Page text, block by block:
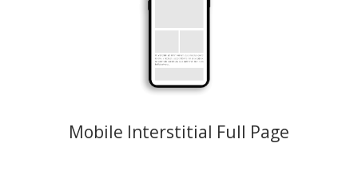
der Option "Anzeige schließen" oben rechts.
Creative: 900x1600 JPG, PNG, GIF (maximales Gewicht 300 KB), Video
Mobile Interstitial Full Page